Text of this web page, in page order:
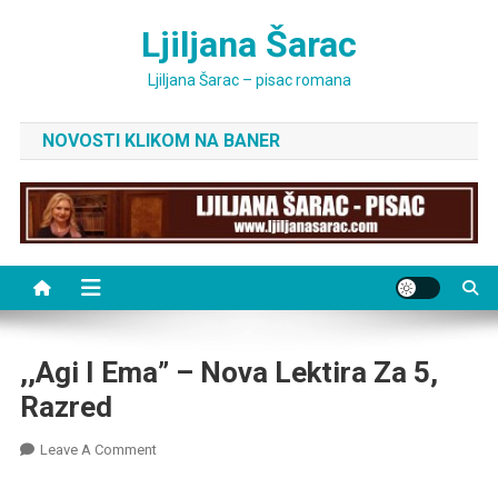
Ljiljana Šarac
Ljiljana Šarac – pisac romana
NOVOSTI KLIKOM NA BANER
,,Agi I Ema” – Nova Lektira Za 5,
Razred
Leave A CommentOn